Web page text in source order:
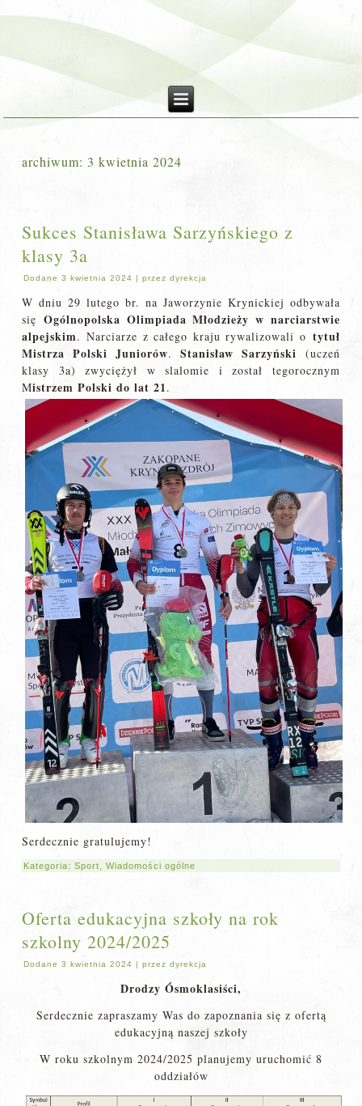
archiwum: 3 kwietnia 2024
Sukces Stanisława Sarzyńskiego z
klasy 3a
Dodane 3 kwietnia 2024 |przez dyrekcja
W dniu 29 lutego br. na Jaworzynie Krynickiej odbywała
sięOgólnopolska Olimpiada Młodzieży w narciarstwie
alpejskim. Narciarze z całego kraju rywalizowali o tytuł
Mistrza Polski Juniorów.Stanisław Sarzyński (uczeń
klasy 3a) zwyciężył w slalomie i został tegorocznym
Mistrzem Polski do lat 21.
Serdecznie gratulujemy!
Kategoria:Sport ,Wiadomości ogólne
Oferta edukacyjna szkoły na rok
szkolny 2024/2025
Dodane 3 kwietnia 2024 |przez dyrekcja
Drodzy Ósmoklasiści,
Serdecznie zapraszamy Was do zapoznania się z ofertą
edukacyjną naszej szkoły
W roku szkolnym 2024/2025 planujemy uruchomić 8
oddziałów